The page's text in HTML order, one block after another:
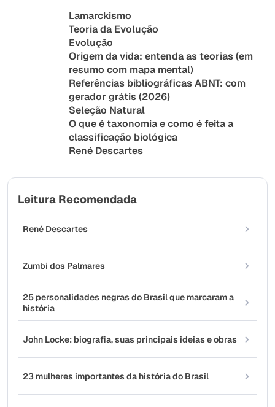
Lamarckismo
Teoria da Evolução
Evolução
Origem da vida: entenda as teorias (em
resumo com mapa mental)
Referências bibliográficas ABNT: com
gerador grátis (2026)
Seleção Natural
O que é taxonomia e como é feita a
classificação biológica
René Descartes
Leitura Recomendada
René Descartes
Zumbi dos Palmares
25 personalidades negras do Brasil que marcaram a
história
John Locke: biografia, suas principais ideias e obras
23 mulheres importantes da história do Brasil